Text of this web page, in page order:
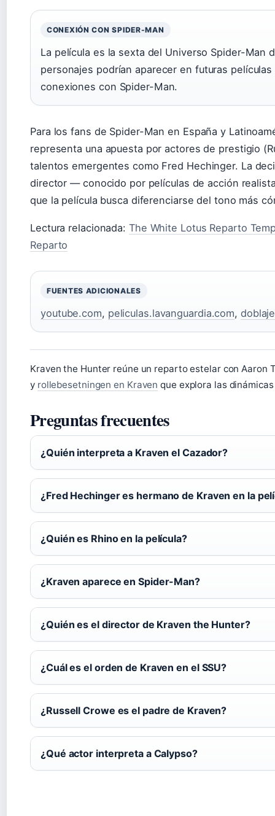
CONEXIÓN CON SPIDER-MAN
La película es la sexta del Universo Spider-Man
personajes podrían aparecer en futuras
conexiones con Spider-Man.
Para los fans de Spider-Man en España y
representa una apuesta por actores de prestigio
talentos emergentes como Fred Hechinger. La
director — conocido por películas de acción
que la película busca diferenciarse del tono más
Lectura relacionada: The White Lotus Reparto
Reparto
FUENTES ADICIONALES
youtube.com, peliculas.lavanguardia.com,
Kraven the Hunter reúne un reparto estelar con Aaron
y rollebesetningen en Kraven que explora las
Preguntas frecuentes
¿Quién interpreta a Kraven el Cazador?
¿Fred Hechinger es hermano de Kraven en la
¿Quién es Rhino en la película?
¿Kraven aparece en Spider-Man?
¿Quién es el director de Kraven the Hunter?
¿Cuál es el orden de Kraven en el SSU?
¿Russell Crowe es el padre de Kraven?
¿Qué actor interpreta a Calypso?